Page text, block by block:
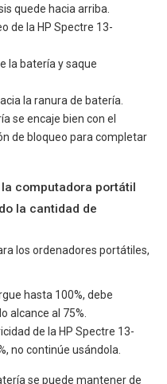
quede hacia arriba.
de la HP Spectre 13-
la batería y saque
la ranura de batería.
se encaje bien con el
de bloqueo para completar
computadora portátil
la cantidad de
los ordenadores portátiles,
hasta 100%, debe
alcance al 75%.
de la HP Spectre 13-
no continúe usándola.
se puede mantener de